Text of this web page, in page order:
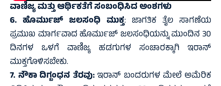
ವಾಣಿಜ್ಯ ಮತ್ತು ಆರ್ಥಿಕತೆಗೆ ಸಂಬಂಧಿಸಿದ ಅಂಶಗಳು
6. ಹೊರ್ಮುಜ್ ಜಲಸಂಧಿ ಮುಕ್ತ: ಜಾಗತಿಕ ತೈಲ ಸಾಗಣೆಯ
ಪ್ರಮುಖ ಮಾರ್ಗವಾದ ಹೊರ್ಮುಜ್ ಜಲಸಂಧಿಯನ್ನು ಮುಂದಿನ 30
ದಿನಗಳ ಒಳಗೆ ವಾಣಿಜ್ಯ ಹಡಗುಗಳ ಸಂಚಾರಕ್ಕಾಗಿ ಇರಾನ್
ಮುಕ್ತಗೊಳಿಸಬೇಕು.
7. ನೌಕಾ ದಿಗ್ಬಂಧನ ತೆರವು:ಇರಾನ್ ಬಂದರುಗಳ ಮೇಲೆ ಅಮೆರಿಕ